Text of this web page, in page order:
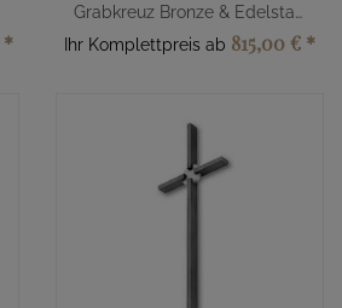
*
Grabkreuz Bronze & Edelstahl
Ihr Komplettpreis ab 815,00 € *